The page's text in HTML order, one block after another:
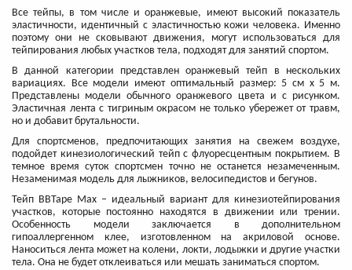
Все тейпы, в том числе и оранжевые, имеют высокий показатель
эластичности, идентичный с эластичностью кожи человека. Именно
поэтому они не сковывают движения, могут использоваться для
тейпирования любых участков тела, подходят для занятий спортом.
В данной категории представлен оранжевый тейп в нескольких
вариациях. Все модели имеют оптимальный размер: 5 см x 5 м.
Представлены модели обычного оранжевого цвета и с рисунком.
Эластичная лента с тигриным окрасом не только убережет от травм,
но и добавит брутальности.
Для спортсменов, предпочитающих занятия на свежем воздухе,
подойдет кинезиологический тейп с флуоресцентным покрытием. В
темное время суток спортсмен точно не останется незамеченным.
Незаменимая модель для лыжников, велосипедистов и бегунов.
Тейп BBTape Max – идеальный вариант для кинезиотейпирования
участков, которые постоянно находятся в движении или трении.
Особенность модели заключается в дополнительном
гипоаллергенном клее, изготовленном на акриловой основе.
Наноситься лента может на колени, локти, лодыжки и другие участки
тела. Она не будет отклеиваться или мешать заниматься спортом.